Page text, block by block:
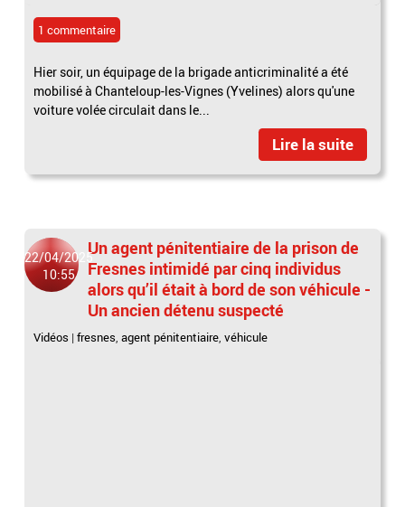
1 commentaire
Hier soir, un équipage de la brigade anticriminalité a été
mobilisé à Chanteloup-les-Vignes (Yvelines) alors qu'une
voiture volée circulait dans le...
Lire la suite
22/04/2025
10:55
Un agent pénitentiaire de la prison de
Fresnes intimidé par cinq individus
alors qu’il était à bord de son véhicule -
Un ancien détenu suspecté
Vidéos |fresnes,agent pénitentiaire,véhicule